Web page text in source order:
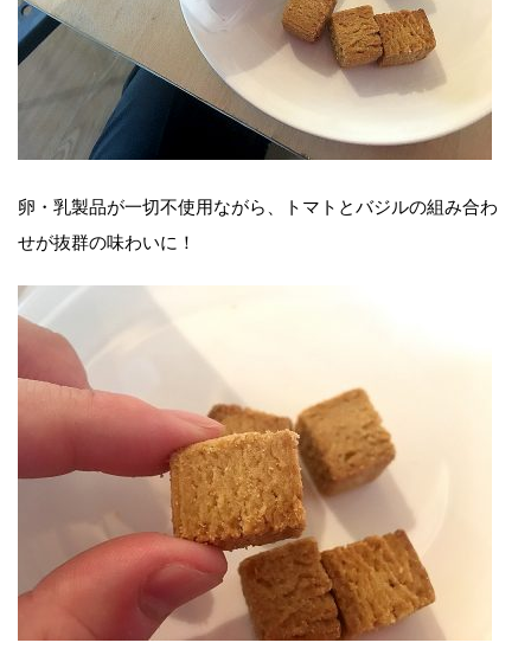
卵・乳製品が一切不使用ながら、トマトとバジルの組み合わ
せが抜群の味わいに！